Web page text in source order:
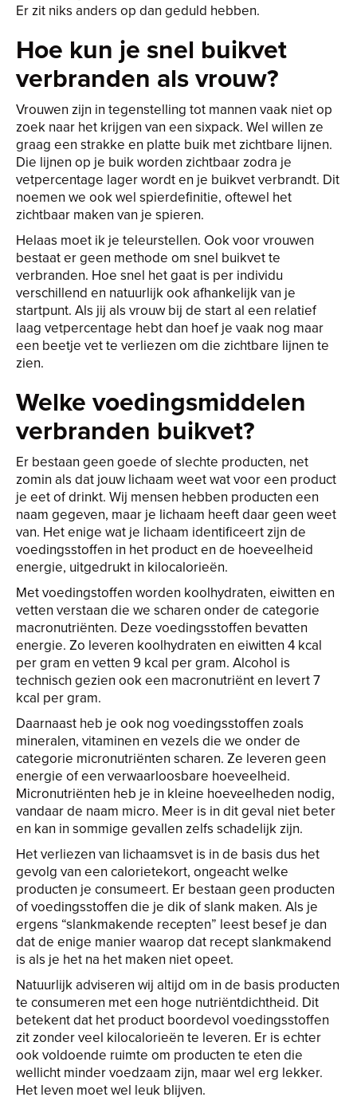
Er zit niks anders op dan geduld hebben.
Hoe kun je snel buikvet
verbranden als vrouw?
Vrouwen zijn in tegenstelling tot mannen vaak niet op
zoek naar het krijgen van een sixpack. Wel willen ze
graag een strakke en platte buik met zichtbare lijnen.
Die lijnen op je buik worden zichtbaar zodra je
vetpercentage lager wordt en je buikvet verbrandt. Dit
noemen we ook wel spierdefinitie, oftewel het
zichtbaar maken van je spieren.
Helaas moet ik je teleurstellen. Ook voor vrouwen
bestaat er geen methode om snel buikvet te
verbranden. Hoe snel het gaat is per individu
verschillend en natuurlijk ook afhankelijk van je
startpunt. Als jij als vrouw bij de start al een relatief
laag vetpercentage hebt dan hoef je vaak nog maar
een beetje vet te verliezen om die zichtbare lijnen te
zien.
Welke voedingsmiddelen
verbranden buikvet?
Er bestaan geen goede of slechte producten, net
zomin als dat jouw lichaam weet wat voor een product
je eet of drinkt. Wij mensen hebben producten een
naam gegeven, maar je lichaam heeft daar geen weet
van. Het enige wat je lichaam identificeert zijn de
voedingsstoffen in het product en de hoeveelheid
energie, uitgedrukt in kilocalorieën.
Met voedingstoffen worden koolhydraten, eiwitten en
vetten verstaan die we scharen onder de categorie
macronutriënten. Deze voedingsstoffen bevatten
energie. Zo leveren koolhydraten en eiwitten 4 kcal
per gram en vetten 9 kcal per gram. Alcohol is
technisch gezien ook een macronutriënt en levert 7
kcal per gram.
Daarnaast heb je ook nog voedingsstoffen zoals
mineralen, vitaminen en vezels die we onder de
categorie micronutriënten scharen. Ze leveren geen
energie of een verwaarloosbare hoeveelheid.
Micronutriënten heb je in kleine hoeveelheden nodig,
vandaar de naam micro. Meer is in dit geval niet beter
en kan in sommige gevallen zelfs schadelijk zijn.
Het verliezen van lichaamsvet is in de basis dus het
gevolg van een calorietekort, ongeacht welke
producten je consumeert. Er bestaan geen producten
of voedingsstoffen die je dik of slank maken. Als je
ergens “slankmakende recepten” leest besef je dan
dat de enige manier waarop dat recept slankmakend
is als je het na het maken niet opeet.
Natuurlijk adviseren wij altijd om in de basis producten
te consumeren met een hoge nutriëntdichtheid. Dit
betekent dat het product boordevol voedingsstoffen
zit zonder veel kilocalorieën te leveren. Er is echter
ook voldoende ruimte om producten te eten die
wellicht minder voedzaam zijn, maar wel erg lekker.
Het leven moet wel leuk blijven.